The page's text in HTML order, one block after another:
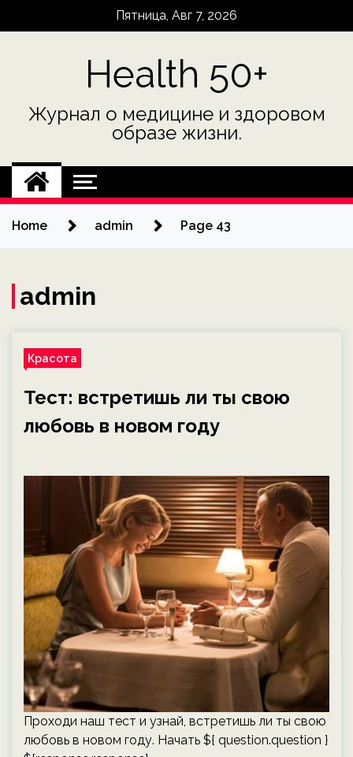
Пятница, Авг 7, 2026
Health 50+
Журнал о медицине и здоровом
образе жизни.
Home admin Page 43
admin
Красота
Тест: встретишь ли ты свою
любовь в новом году
Проходи наш тест и узнай, встретишь ли ты свою
любовь в новом году. Начать ${ question.question }